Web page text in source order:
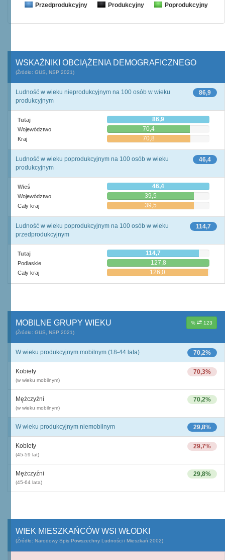
Przedprodukcyjny Produkcyjny Poprodukcyjny
WSKAŹNIKI OBCIĄŻENIA DEMOGRAFICZNEGO
(Źródło: GUS, NSP 2021)
86,9
Ludność w wieku nieprodukcyjnym na 100 osób w wieku
produkcyjnym
Tutaj 86,9
Województwo 70,4
Kraj 70,8
46,4
Ludność w wieku poprodukcyjnym na 100 osób w wieku
produkcyjnym
Wieś 46,4
Województwo 39,5
Cały kraj 39,5
114,7
Ludność w wieku poprodukcyjnym na 100 osób w wieku
przedprodukcyjnym
Tutaj 114,7
Podlaskie 127,8
Cały kraj 126,0
% 123
MOBILNE GRUPY WIEKU
(Źródło: GUS, NSP 2021)
70,2%
W wieku produkcyjnym mobilnym (18-44 lata)
70,3%
Kobiety
(w wieku mobilnym)
70,2%
Mężczyźni
(w wieku mobilnym)
29,8%
W wieku produkcyjnym niemobilnym
29,7%
Kobiety
(45-59 lat)
29,8%
Mężczyźni
(45-64 lata)
WIEK MIESZKAŃCÓW WSI WŁODKI
(Źródło: Narodowy Spis Powszechny Ludności i Mieszkań 2002)